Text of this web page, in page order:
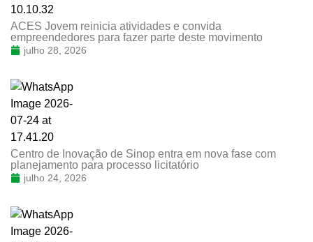
ACES Jovem reinicia atividades e convida
empreendedores para fazer parte deste movimento
julho 28, 2026
Centro de Inovação de Sinop entra em nova fase com
planejamento para processo licitatório
julho 24, 2026